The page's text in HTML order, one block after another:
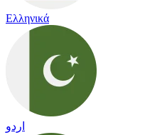
Ελληνικά
اردو